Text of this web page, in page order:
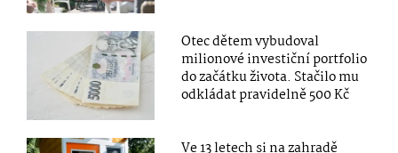
Otec dětem vybudoval
milionové investiční portfolio
do začátku života. Stačilo mu
odkládat pravidelně 500 Kč
Ve 13 letech si na zahradě